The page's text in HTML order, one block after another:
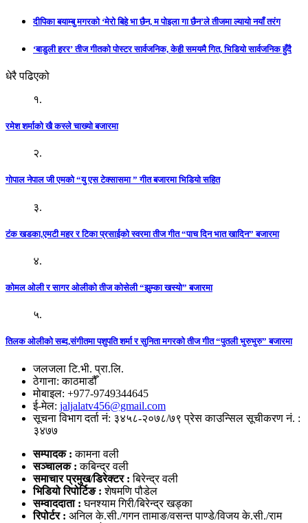
दीपिका बयाम्बु मगरको ‘मेरो बिहे भा छैन, म पोइला गा छैन’ले तीजमा ल्यायो नयाँ तरंग
‘बाडुली हरर’ तीज गीतको पोस्टर सार्वजनिक, केही समयमै गित, भिडियो सार्वजनिक हुँदै
धेरै पढिएको
१.
रमेश शर्माको खै कस्ले चाख्यो बजारमा
२.
गोपाल नेपाल जी एमको “यु एस टेक्सासमा ” गीत बजारमा भिडियो सहित
३.
टंक खडका,एमटी महर र टिका प्रसाईको स्वरमा तीज गीत “पाच दिन भात खादिन” बजारमा
४.
कोमल ओली र सागर ओलीको तीज कोसेली “झुम्का खस्यो” बजारमा
५.
तिलक ओलीको सब्द,संगीतमा पशुपति शर्मा र सुनिता मगरको तीज गीत “पुतली भुरुभुरु” बजारमा
जलजला टि.भी. प्रा.लि.
ठेगाना: काठमाडौँ
मोबाइल: +977-9749344645
ई-मेल: jaljalatv456@gmail.com
सूचना विभाग दर्ता नं: ३४५८-२०७८/७९ प्रेस काउन्सिल सूचीकरण नं. :
३४७७
सम्पादक :कामना वली
सञ्‍चालक : कबिन्द्र वली
समाचार प्रमुख/डिरेक्टर :बिरेन्द्र वली
भिडियो रिपोर्टिङ : शेषमणि पौडेल
सम्वाददाता :घनश्याम गिरी/बिरेन्द्र खड्का
रिपोर्टर : अनिल के.सी./गगन तामाङ/वसन्त पाण्डे/विजय के.सी./राम